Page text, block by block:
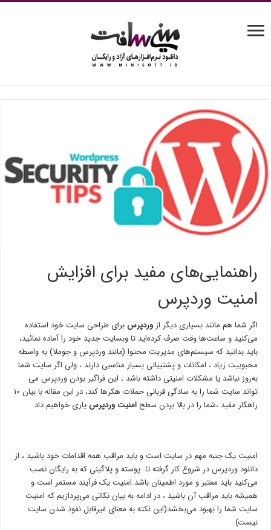
راهنمایی‌های مفید برای افزایش
امنیت وردپرس
اگر شما هم مانند بسیاری دیگر ازوردپرس برای طراحی سایت خود استفاده
می‌کنید و ساعت‌ها وقت صرف کرده‌اید تا وبسایت جدید خود را آماده نمائید،
باید بدانید که سیستم‌های مدیریت محتوا (مانند وردپرس و جوملا) به واسطه
محبوبیت زیاد ، امکانات و پشتیبانی بسیار مناسبی دارند ، ولی اگر سایت شما
به‌روز نباشد یا مشکلات امنیتی داشته باشد ، این فراگیر بودن وردپرس می
تواند سایت شما را به سادگی قربانی حملات هکرها کند، در این مقاله با بیان ۱۰
راهکار مفید ،شما را در بالا بردن سطحامنیت وردپرس یاری خواهیم داد
امنیت یک جنبه مهم در سایت است و باید مراقب همه اقدامات خود باشید ، از
دانلود وردپرس در شروع کار گرفته تا پوسته و پلاگینی که به رایگان نصب
می‌کنید باید معتبر و مورد اطمینان باشد.امنیت یک فرآیند مستمر است و
همیشه باید مراقب آن باشید ، در ادامه به بیان نکاتی می‌پردازیم که امنیت
سایت شما را بهبود می‌بخشد(این نکته به معنای غیرقابل نفوذ شدن سایت
نیست)